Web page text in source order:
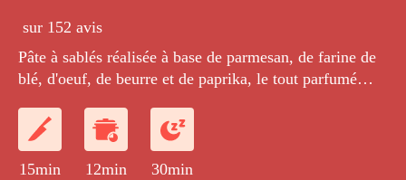
sur 152 avis
Pâte à sablés réalisée à base de parmesan, de farine de
blé, d'oeuf, de beurre et de paprika, le tout parfumé
15min 12min 30min